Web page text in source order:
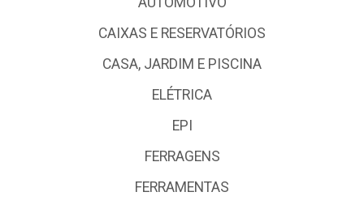
CAIXAS E RESERVATÓRIOS
CASA, JARDIM E PISCINA
ELÉTRICA
EPI
FERRAGENS
FERRAMENTAS